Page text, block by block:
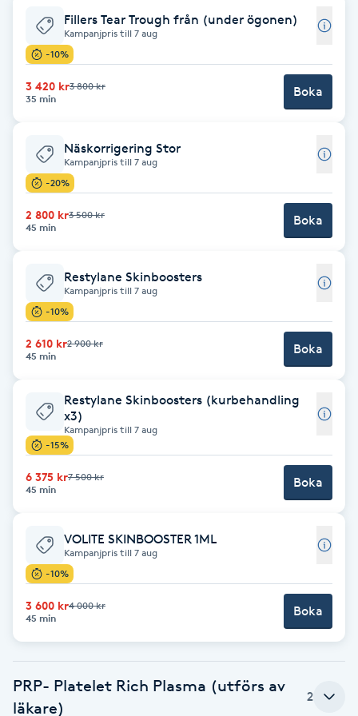
Babylights
Bambumassage
Barber
Barnklippning
BIAB
Blowout
Bottenfärg
Brynformning
Brynfärgning
Brynplockning
Bröllopsuppsättning
Celluliter
Fillers Tear Trough från (under ögonen)
Kampanjpris till 7 aug
-10%
3 420 kr3 800 kr
35 min
Boka
Näskorrigering Stor
Kampanjpris till 7 aug
-20%
2 800 kr3 500 kr
45 min
Boka
Restylane Skinboosters
Kampanjpris till 7 aug
-10%
2 610 kr2 900 kr
45 min
Boka
Restylane Skinboosters (kurbehandling
x3)
Kampanjpris till 7 aug
-15%
6 375 kr7 500 kr
45 min
Boka
VOLITE SKINBOOSTER 1ML
Kampanjpris till 7 aug
-10%
3 600 kr4 000 kr
45 min
Boka
PRP- Platelet Rich Plasma (utförs av
läkare)
2